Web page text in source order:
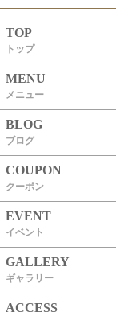
TOP
トップ
MENU
メニュー
BLOG
ブログ
COUPON
クーポン
EVENT
イベント
GALLERY
ギャラリー
ACCESS